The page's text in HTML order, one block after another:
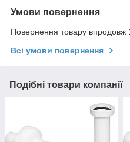
Умови повернення
Повернення товару впродовж
Всі умови повернення
Подібні товари компанії